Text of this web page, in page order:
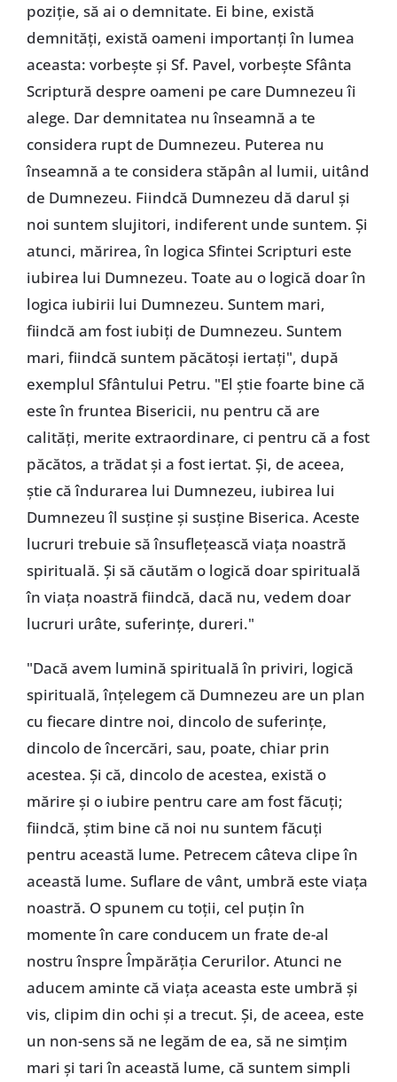
poziție, să ai o demnitate. Ei bine, există
demnități, există oameni importanți în lumea
aceasta: vorbește și Sf. Pavel, vorbește Sfânta
Scriptură despre oameni pe care Dumnezeu îi
alege. Dar demnitatea nu înseamnă a te
considera rupt de Dumnezeu. Puterea nu
înseamnă a te considera stăpân al lumii, uitând
de Dumnezeu. Fiindcă Dumnezeu dă darul și
noi suntem slujitori, indiferent unde suntem. Și
atunci, mărirea, în logica Sfintei Scripturi este
iubirea lui Dumnezeu. Toate au o logică doar în
logica iubirii lui Dumnezeu. Suntem mari,
fiindcă am fost iubiți de Dumnezeu. Suntem
mari, fiindcă suntem păcătoși iertați", după
exemplul Sfântului Petru. "El știe foarte bine că
este în fruntea Bisericii, nu pentru că are
calități, merite extraordinare, ci pentru că a fost
păcătos, a trădat și a fost iertat. Și, de aceea,
știe că îndurarea lui Dumnezeu, iubirea lui
Dumnezeu îl susține și susține Biserica. Aceste
lucruri trebuie să însuflețească viața noastră
spirituală. Și să căutăm o logică doar spirituală
în viața noastră fiindcă, dacă nu, vedem doar
lucruri urâte, suferințe, dureri."
"Dacă avem lumină spirituală în priviri, logică
spirituală, înțelegem că Dumnezeu are un plan
cu fiecare dintre noi, dincolo de suferințe,
dincolo de încercări, sau, poate, chiar prin
acestea. Și că, dincolo de acestea, există o
mărire și o iubire pentru care am fost făcuți;
fiindcă, știm bine că noi nu suntem făcuți
pentru această lume. Petrecem câteva clipe în
această lume. Suflare de vânt, umbră este viața
noastră. O spunem cu toții, cel puțin în
momente în care conducem un frate de-al
nostru înspre Împărăția Cerurilor. Atunci ne
aducem aminte că viața aceasta este umbră și
vis, clipim din ochi și a trecut. Și, de aceea, este
un non-sens să ne legăm de ea, să ne simțim
mari și tari în această lume, că suntem simpli